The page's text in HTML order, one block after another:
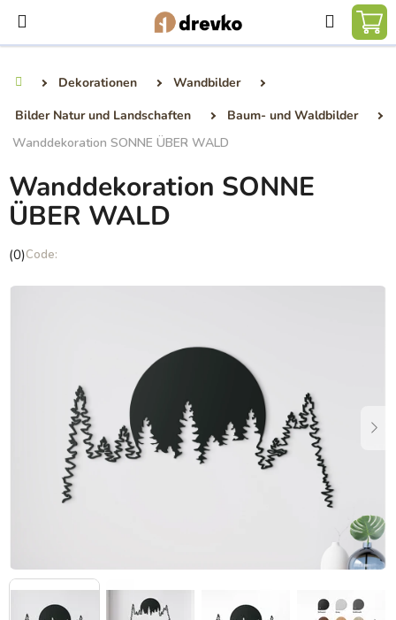
Inhalt
springen
Suchen
Dekorationen
Wandbilder
Bilder Natur und Landschaften
Baum- und Waldbilder
Wanddekoration SONNE ÜBER WALD
Wanddekoration SONNE
ÜBER WALD
Die
Produktbewertung
(0)